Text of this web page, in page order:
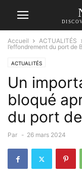
Accueil ACTUALITÉS
l’effondrement du port de
ACTUALITÉS
Un
bloqué
du port
Par - 26 mars 2024